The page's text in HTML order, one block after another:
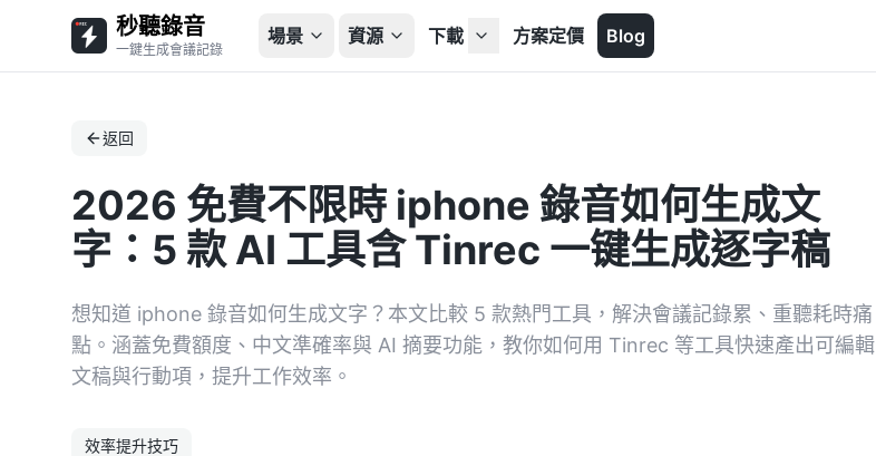
秒聽錄音
一鍵生成會議記錄
場景 資源 下載 方案定價 Blog
返回
2026 免費不限時 iphone 錄音如何生成文
字：5 款 AI 工具含 Tinrec 一键生成逐字稿
想知道 iphone 錄音如何生成文字？本文比較 5 款熱門工具，解決會議記錄累、重聽耗時痛
點。涵蓋免費額度、中文準確率與 AI 摘要功能，教你如何用 Tinrec 等工具快速產出可編輯
文稿與行動項，提升工作效率。
效率提升技巧